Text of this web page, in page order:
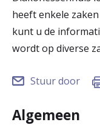
Spoed
heeft enkele
kunt u de
wordt op diverse
Stuur door
Algemeen